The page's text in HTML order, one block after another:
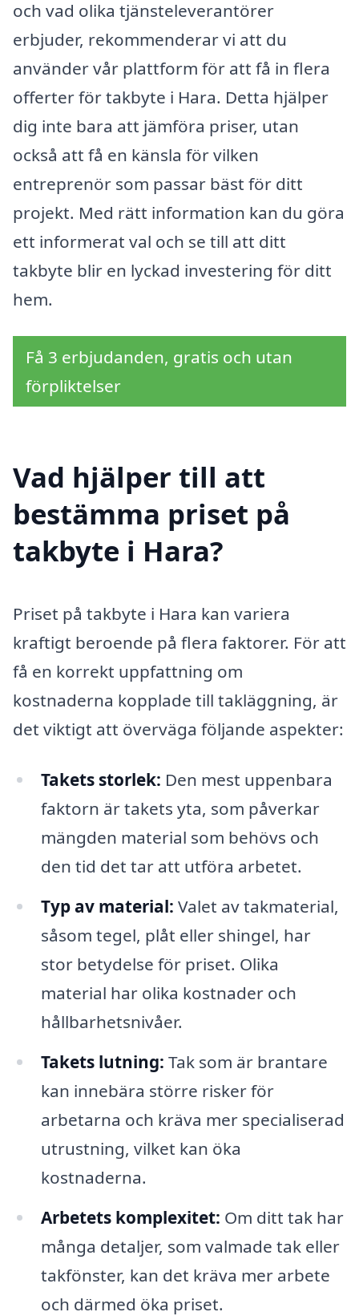
och vad olika tjänsteleverantörer
erbjuder, rekommenderar vi att du
använder vår plattform för att få in flera
offerter för takbyte i Hara. Detta hjälper
dig inte bara att jämföra priser, utan
också att få en känsla för vilken
entreprenör som passar bäst för ditt
projekt. Med rätt information kan du göra
ett informerat val och se till att ditt
takbyte blir en lyckad investering för ditt
hem.
Få 3 erbjudanden, gratis och utan
förpliktelser
Vad hjälper till att
bestämma priset på
takbyte i Hara?
Priset på takbyte i Hara kan variera
kraftigt beroende på flera faktorer. För att
få en korrekt uppfattning om
kostnaderna kopplade till takläggning, är
det viktigt att överväga följande aspekter:
Takets storlek: Den mest uppenbara
faktorn är takets yta, som påverkar
mängden material som behövs och
den tid det tar att utföra arbetet.
Typ av material: Valet av takmaterial,
såsom tegel, plåt eller shingel, har
stor betydelse för priset. Olika
material har olika kostnader och
hållbarhetsnivåer.
Takets lutning: Tak som är brantare
kan innebära större risker för
arbetarna och kräva mer specialiserad
utrustning, vilket kan öka
kostnaderna.
Arbetets komplexitet: Om ditt tak har
många detaljer, som valmade tak eller
takfönster, kan det kräva mer arbete
och därmed öka priset.